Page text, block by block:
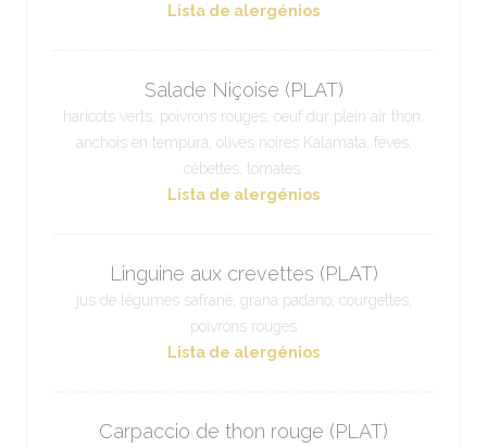
Lista de alergénios
Salade Niçoise (PLAT)
haricots verts, poivrons rouges, oeuf dur plein air thon,
anchois en tempura, olives noires Kalamata, fèves,
cébettes, tomates.
Lista de alergénios
Linguine aux crevettes (PLAT)
jus de légumes safrané, grana padano, courgettes,
poivrons rouges
Lista de alergénios
Carpaccio de thon rouge (PLAT)